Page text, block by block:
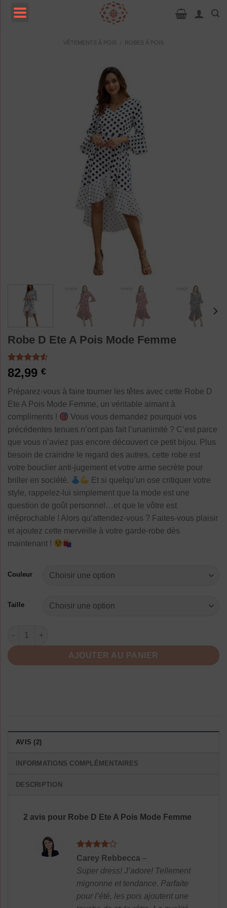
Passer
VÊTEMENTS À POIS ROBES À POIS
Robe D Ete A Pois Mode Femme
Noté4.50
sur 5 basé
2
notations
client
82,99 €
Préparez-vous à faire tourner les têtes avec cette Robe D
Ete A Pois Mode Femme, un véritable aimant à
compliments !
Vous vous demandez pourquoi vos
précédentes tenues n’ont pas fait l’unanimité ? C’est parce
que vous n’aviez pas encore découvert ce petit bijou. Plus
besoin de craindre le regard des autres, cette robe est
votre bouclier anti-jugement et votre arme secrète pour
briller en société.
Et si quelqu’un ose critiquer votre
style, rappelez-lui simplement que la mode est une
question de goût personnel…et que le vôtre est
irréprochable ! Alors qu’attendez-vous ? Faites-vous plaisir
et ajoutez cette merveille à votre garde-robe dès
maintenant !
Couleur
Taille
quantité de Robe D Ete A Pois Mode Femme
AJOUTER AU PANIER
AVIS (2)
INFORMATIONS COMPLÉMENTAIRES
DESCRIPTION
2 avis pour Robe D Ete A Pois Mode Femme
Note4
Carey Rebbecca –
Super dress! J’adore! Tellement
mignonne et tendance. Parfaite
pour l’été, les pois ajoutent une